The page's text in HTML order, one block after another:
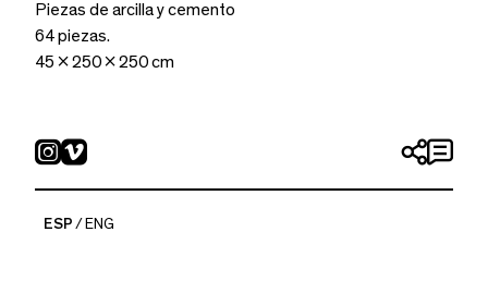
Piezas de arcilla y cemento
64 piezas.
45 x 250 x 250 cm
ESP ENG